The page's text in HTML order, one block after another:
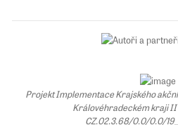
Projekt Implementace Krajského
Královéhradeckém kraji II
CZ.02.3.68/0.0/0.0/